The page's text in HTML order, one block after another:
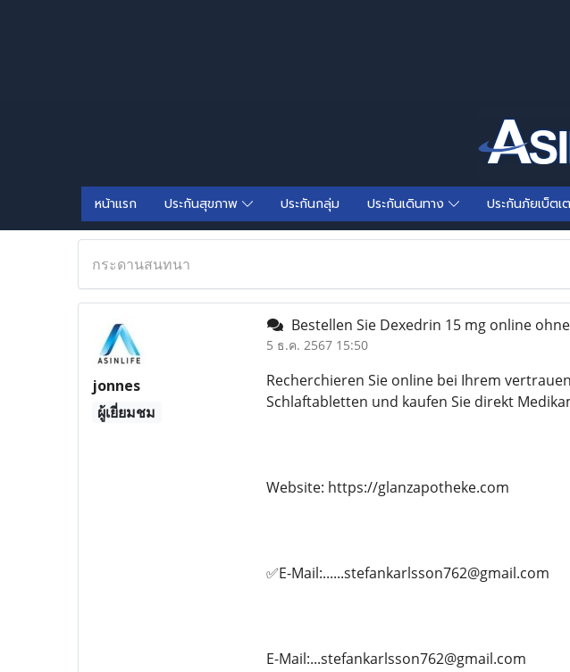
หน้าแรก ประกันสุขภาพ ประกันกลุ่ม ประกันเดินทาง ประกันภัยเบ็ต
กระดานสนทนา
jonnes
ผู้เยี่ยมชม
Bestellen Sie Dexedrin 15 mg online
5 ธ.ค. 2567 15:50
Recherchieren Sie online bei Ihrem
Schlaftabletten und kaufen Sie direkt
Website: https://glanzapotheke.com
✅E-Mail:......stefankarlsson762@gmail.com
E-Mail:...stefankarlsson762@gmail.com